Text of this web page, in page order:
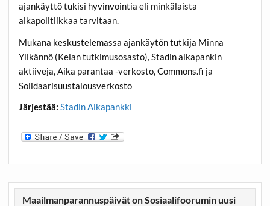
ajankäyttö tukisi hyvinvointia eli minkälaista
aikapolitiikkaa tarvitaan.
Mukana keskustelemassa ajankäytön tutkija Minna
Ylikännö (Kelan tutkimusosasto), Stadin aikapankin
aktiiveja, Aika parantaa -verkosto, Commons.fi ja
Solidaarisuustalousverkosto
Järjestää: Stadin Aikapankki
Maailmanparannuspäivät on Sosiaalifoorumin uusi